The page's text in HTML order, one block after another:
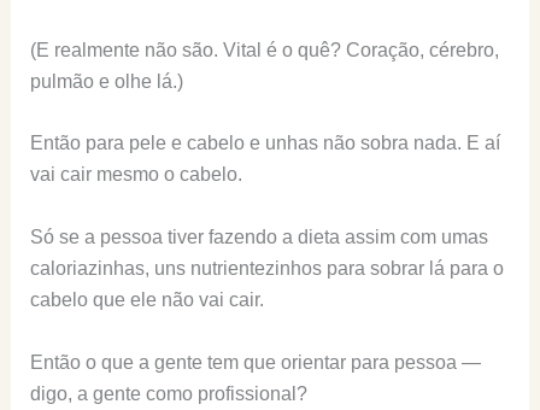
(E realmente não são. Vital é o quê? Coração, cérebro,
pulmão e olhe lá.)
Então para pele e cabelo e unhas não sobra nada. E aí
vai cair mesmo o cabelo.
Só se a pessoa tiver fazendo a dieta assim com umas
caloriazinhas, uns nutrientezinhos para sobrar lá para o
cabelo que ele não vai cair.
Então o que a gente tem que orientar para pessoa —
digo, a gente como profissional?